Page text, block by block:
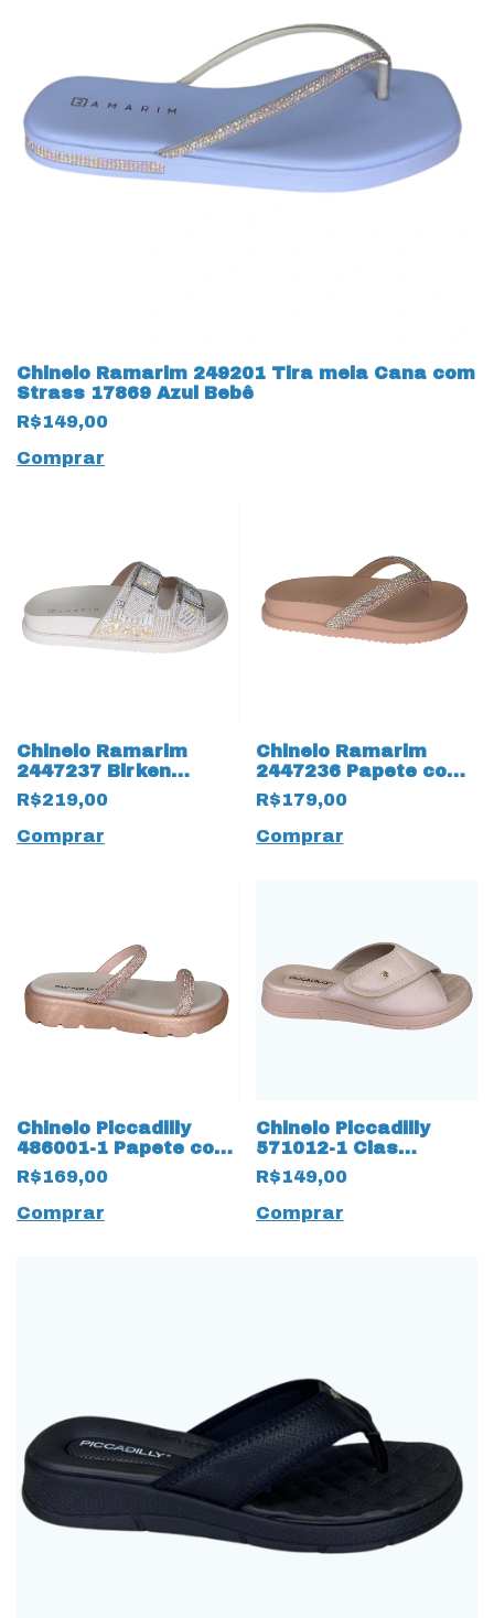
Chinelo Ramarim 249201 Tira meia Cana com
Strass 17869 Azul Bebê
R$149,00
Comprar
Chinelo Ramarim
2447237 Birken
Glamour Cocont
17848 Off White
R$219,00
Comprar
Chinelo Ramarim
2447236 Papete com
Strass 17847
Caramelo
R$179,00
Comprar
Chinelo Piccadilly
486001-1 Papete com
Strass 17585
Dourado Rose
R$169,00
Comprar
Chinelo Piccadilly
571012-1 Clas
Joanete com Ajustes
17548 Rose
R$149,00
Comprar